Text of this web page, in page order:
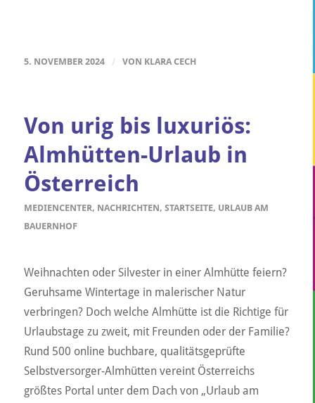
5. NOVEMBER 2024 / VON KLARA CECH
Von urig bis luxuriös:
Almhütten-Urlaub in
Österreich
MEDIENCENTER, NACHRICHTEN, STARTSEITE, URLAUB AM
BAUERNHOF
Weihnachten oder Silvester in einer Almhütte feiern?
Geruhsame Wintertage in malerischer Natur
verbringen? Doch welche Almhütte ist die Richtige für
Urlaubstage zu zweit, mit Freunden oder der Familie?
Rund 500 online buchbare, qualitätsgeprüfte
Selbstversorger-Almhütten vereint Österreichs
größtes Portal unter dem Dach von „Urlaub am